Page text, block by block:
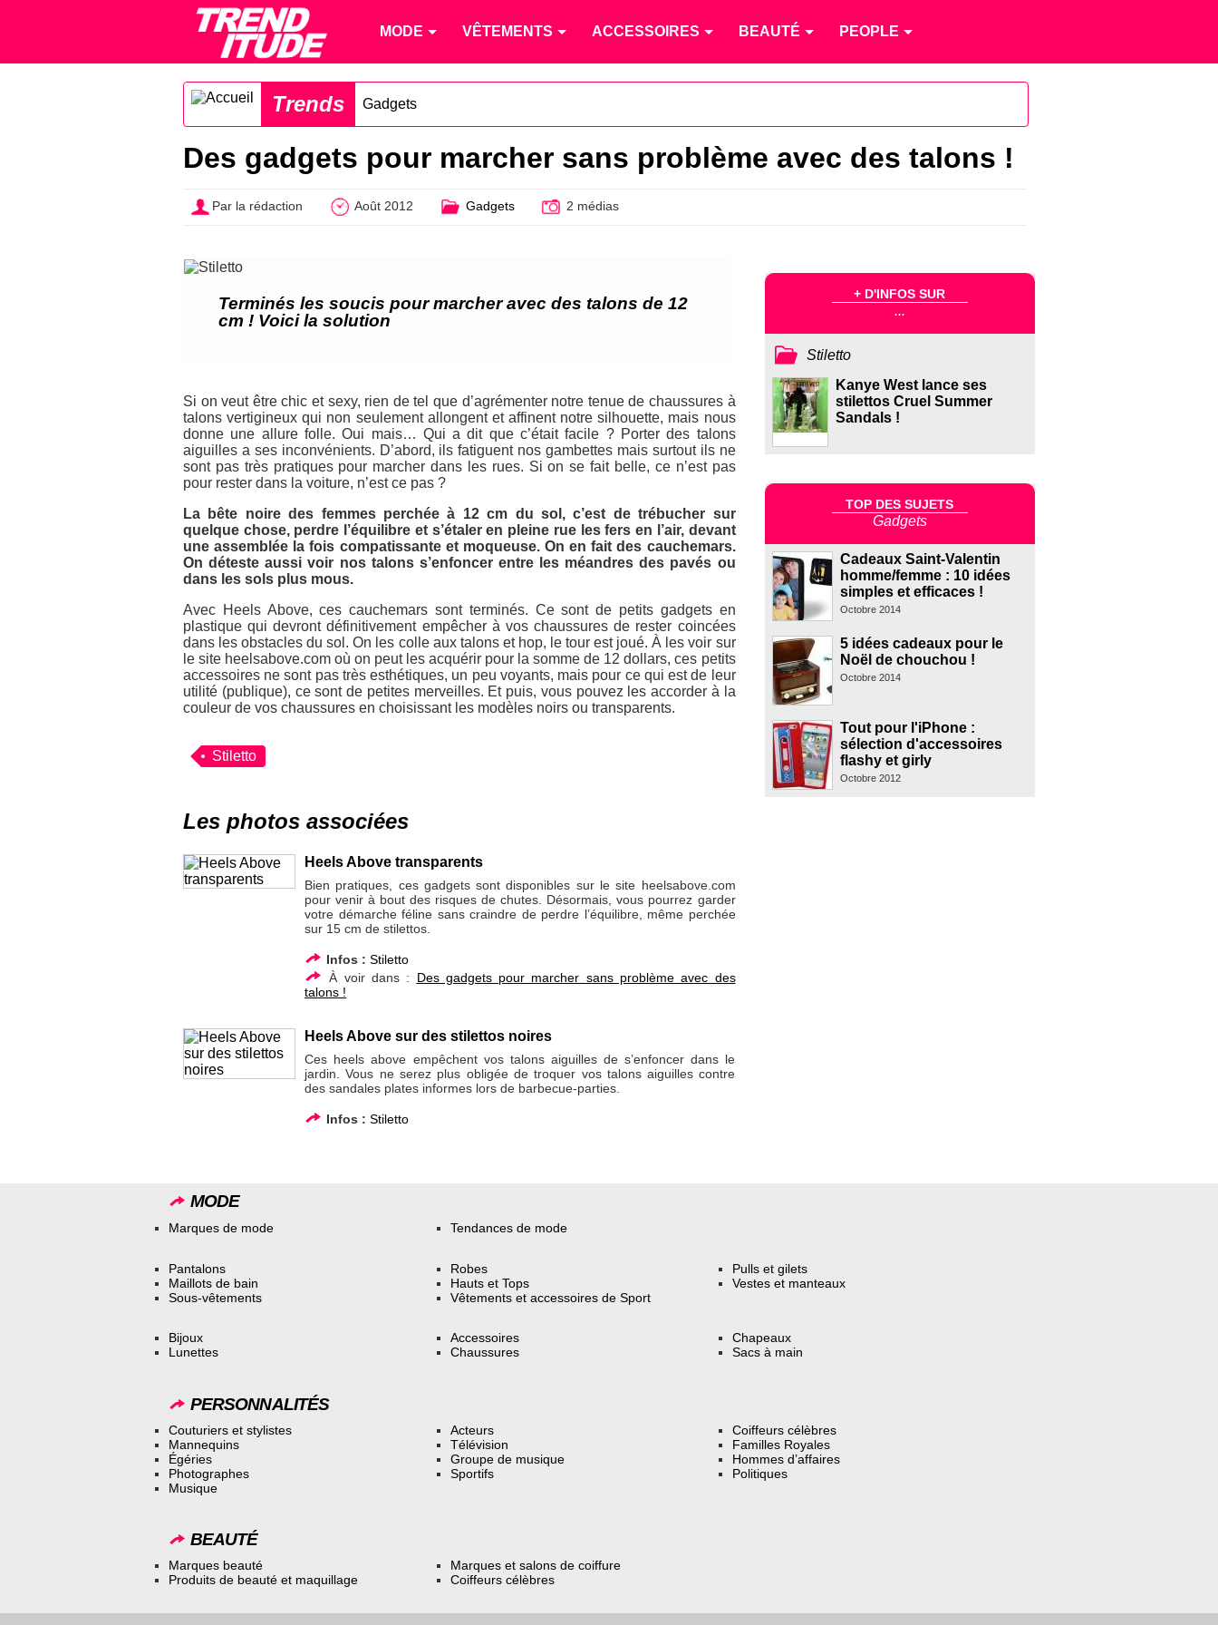
MODE VÊTEMENTS ACCESSOIRES BEAUTÉ PEOPLE
Trends Gadgets
Des gadgets pour marcher sans problème avec des talons !
Par la rédaction Août 2012 Gadgets 2 médias
Terminés les soucis pour marcher avec des talons de 12
cm ! Voici la solution
Si on veut être chic et sexy, rien de tel que d’agrémenter notre tenue de chaussures à
talons vertigineux qui non seulement allongent et affinent notre silhouette, mais nous
donne une allure folle. Oui mais… Qui a dit que c’était facile ? Porter des talons
aiguilles a ses inconvénients. D’abord, ils fatiguent nos gambettes mais surtout ils ne
sont pas très pratiques pour marcher dans les rues. Si on se fait belle, ce n’est pas
pour rester dans la voiture, n’est ce pas ?
La bête noire des femmes perchée à 12 cm du sol, c’est de trébucher sur
quelque chose, perdre l’équilibre et s’étaler en pleine rue les fers en l’air, devant
une assemblée la fois compatissante et moqueuse. On en fait des cauchemars.
On déteste aussi voir nos talons s’enfoncer entre les méandres des pavés ou
dans les sols plus mous.
Avec Heels Above, ces cauchemars sont terminés. Ce sont de petits gadgets en
plastique qui devront définitivement empêcher à vos chaussures de rester coincées
dans les obstacles du sol. On les colle aux talons et hop, le tour est joué. À les voir sur
le site heelsabove.com où on peut les acquérir pour la somme de 12 dollars, ces petits
accessoires ne sont pas très esthétiques, un peu voyants, mais pour ce qui est de leur
utilité (publique), ce sont de petites merveilles. Et puis, vous pouvez les accorder à la
couleur de vos chaussures en choisissant les modèles noirs ou transparents.
Stiletto
Les photos associées
Heels Above transparents
Bien pratiques, ces gadgets sont disponibles sur le site heelsabove.com
pour venir à bout des risques de chutes. Désormais, vous pourrez garder
votre démarche féline sans craindre de perdre l’équilibre, même perchée
sur 15 cm de stilettos.
Infos : Stiletto
À voir dans : Des gadgets pour marcher sans problème avec des
talons !
Heels Above sur des stilettos noires
Ces heels above empêchent vos talons aiguilles de s’enfoncer dans le
jardin. Vous ne serez plus obligée de troquer vos talons aiguilles contre
des sandales plates informes lors de barbecue-parties.
Infos : Stiletto
+ D'INFOS SUR
...
Stiletto
Kanye West lance ses
stilettos Cruel Summer
Sandals !
TOP DES SUJETS
Gadgets
Cadeaux Saint-Valentin
homme/femme : 10 idées
simples et efficaces !
Octobre 2014
5 idées cadeaux pour le
Noël de chouchou !
Octobre 2014
Tout pour l'iPhone :
sélection d'accessoires
flashy et girly
Octobre 2012
MODE
Marques de mode Tendances de mode
Pantalons
Maillots de bain
Sous-vêtements
Robes
Hauts et Tops
Vêtements et accessoires de Sport
Pulls et gilets
Vestes et manteaux
Bijoux
Lunettes
Accessoires
Chaussures
Chapeaux
Sacs à main
PERSONNALITÉS
Couturiers et stylistes
Mannequins
Égéries
Photographes
Musique
Acteurs
Télévision
Groupe de musique
Sportifs
Coiffeurs célèbres
Familles Royales
Hommes d’affaires
Politiques
BEAUTÉ
Marques beauté
Produits de beauté et maquillage
Marques et salons de coiffure
Coiffeurs célèbres